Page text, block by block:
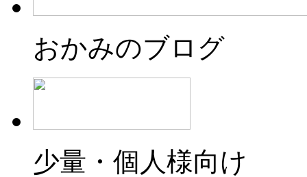
おかみのブログ
少量・個人様向け